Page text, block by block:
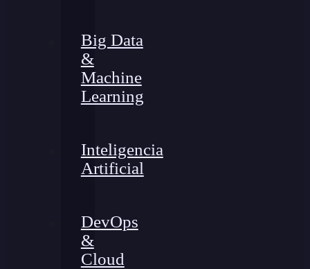
Big Data
&
Machine
Learning
Inteligencia
Artificial
DevOps
&
Cloud